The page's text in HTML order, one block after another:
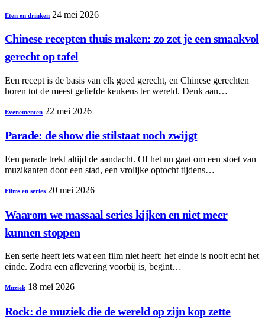
Eten en drinken 24 mei 2026
Chinese recepten thuis maken: zo zet je een smaakvol
gerecht op tafel
Een recept is de basis van elk goed gerecht, en Chinese gerechten
horen tot de meest geliefde keukens ter wereld. Denk aan…
Evenementen 22 mei 2026
Parade: de show die stilstaat noch zwijgt
Een parade trekt altijd de aandacht. Of het nu gaat om een stoet van
muzikanten door een stad, een vrolijke optocht tijdens…
Films en series 20 mei 2026
Waarom we massaal series kijken en niet meer
kunnen stoppen
Een serie heeft iets wat een film niet heeft: het einde is nooit echt het
einde. Zodra een aflevering voorbij is, begint…
Muziek 18 mei 2026
Rock: de muziek die de wereld op zijn kop zette